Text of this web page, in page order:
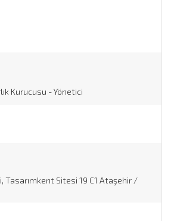
Kurucusu - Yönetici
Tasarımkent Sitesi 19 C1 Ataşehir /